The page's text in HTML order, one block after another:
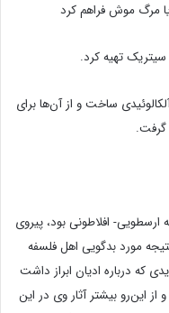
مرگ موش فراهم کرد
سیتریک تهیه کرد.
ساخت و از آن‌ها برای
گرفت.
افلاطونی بود، پیروی
مورد بدگویی اهل فلسفه
که درباره ادیان ابراز داشت
بیشتر آثار وی در این